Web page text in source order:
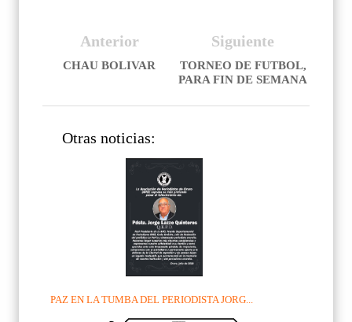
Siguiente
TORNEO DE FUTBOL,
PARA FIN DE SEMANA
Anterior
CHAU BOLIVAR
Otras noticias:
PAZ EN LA TUMBA DEL PERIODISTA JORG...